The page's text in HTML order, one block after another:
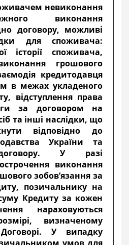
невиконання
виконання
договору, можливі
для споживача:
історії споживача,
грошового
кредитодавця
в межах укладеного
відступлення права
за договором на
та інші наслідки, що
відповідно до
України та
У разі
виконання
зобов’язання за
позичальнику на
Кредиту за кожен
нараховуються
визначеному
У випадку